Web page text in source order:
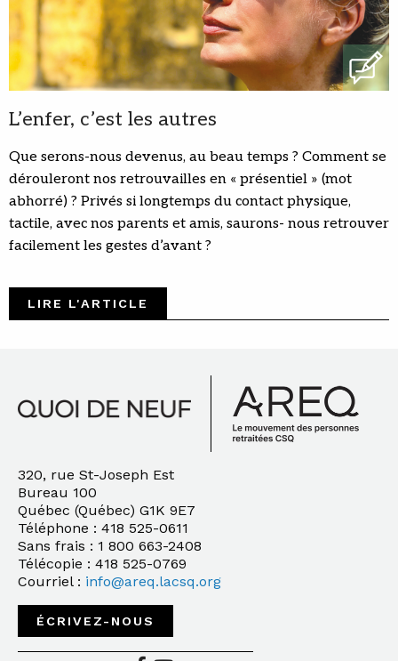
L’enfer, c’est les autres
Que serons-nous devenus, au beau temps ? Comment se
dérouleront nos retrouvailles en « présentiel » (mot
abhorré) ? Privés si longtemps du contact physique,
tactile, avec nos parents et amis, saurons- nous retrouver
facilement les gestes d’avant ?
LIRE L'ARTICLE
320, rue St-Joseph Est
Bureau 100
Québec (Québec) G1K 9E7
Téléphone : 418 525-0611
Sans frais : 1 800 663-2408
Télécopie : 418 525-0769
Courriel : info@areq.lacsq.org
ÉCRIVEZ-NOUS